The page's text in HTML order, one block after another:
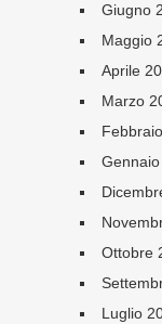
Giugno
Maggio
Aprile
Marzo
Ottobre
Luglio